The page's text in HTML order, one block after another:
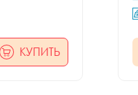
КУПИТЬ